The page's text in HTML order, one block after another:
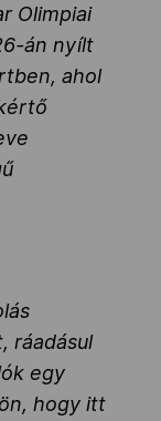
Olimpiai
án nyílt
ahol
ráadásul
egy
hogy itt